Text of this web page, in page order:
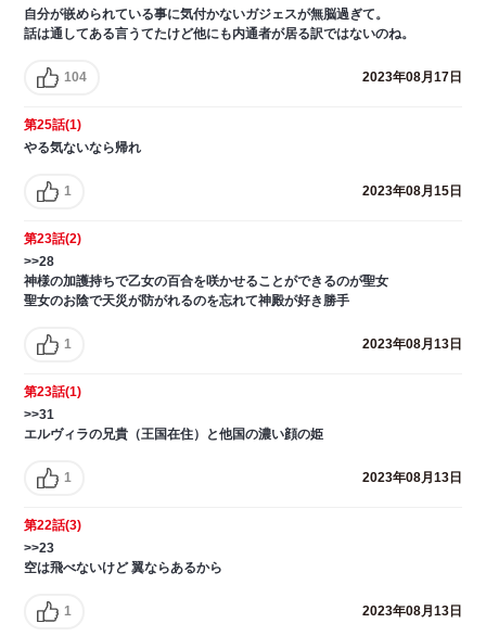
自分が嵌められている事に気付かないガジェスが無脳過ぎて。
話は通してある言うてたけど他にも内通者が居る訳ではないのね。
104 2023年08月17日
第25話(1)
やる気ないなら帰れ
1 2023年08月15日
第23話(2)
>>28
神様の加護持ちで乙女の百合を咲かせることができるのが聖女
聖女のお陰で天災が防がれるのを忘れて神殿が好き勝手
1 2023年08月13日
第23話(1)
>>31
エルヴィラの兄貴（王国在住）と他国の濃い顔の姫
1 2023年08月13日
第22話(3)
>>23
空は飛べないけど 翼ならあるから
1 2023年08月13日